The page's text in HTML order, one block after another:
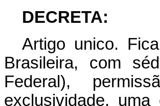
DECRETA:
Artigo unico.
Brasileira, com
Federal),
exclusividade,